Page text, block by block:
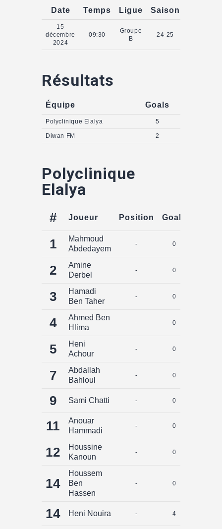
Date Temps Ligue Saison
15
décembre
2024
09:30
Groupe
B
24-25
Résultats
Équipe Goals
Polyclinique Elalya 5
Diwan FM 2
Polyclinique
Elalya
# Joueur Position Goals
1
Mahmoud
Abdedayem
- 0
2
Amine
Derbel
- 0
3
Hamadi
Ben Taher
- 0
4
Ahmed Ben
Hlima
- 0
5
Heni
Achour
- 0
7
Abdallah
Bahloul
- 0
9 Sami Chatti - 0
11
Anouar
Hammadi
- 0
12
Houssine
Kanoun
- 0
14
Houssem
Ben
Hassen
- 0
14 Heni Nouira - 4